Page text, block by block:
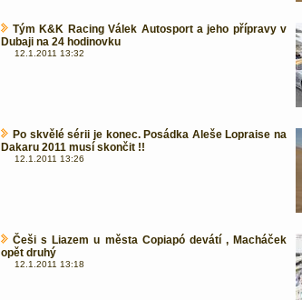
Tým K&K Racing Válek Autosport a jeho přípravy v
Dubaji na 24 hodinovku
12.1.2011 13:32
Po skvělé sérii je konec. Posádka Aleše Lopraise na
Dakaru 2011 musí skončit !!
12.1.2011 13:26
Češi s Liazem u města Copiapó devátí , Macháček
opět druhý
12.1.2011 13:18